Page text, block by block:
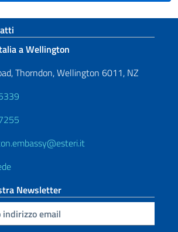
a Wellington
Thorndon, Wellington 6011, NZ
Newsletter